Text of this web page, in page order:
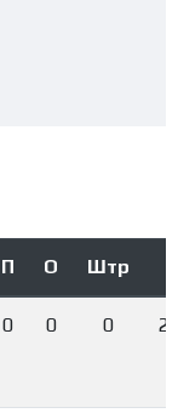
П О Штр
0 0 0